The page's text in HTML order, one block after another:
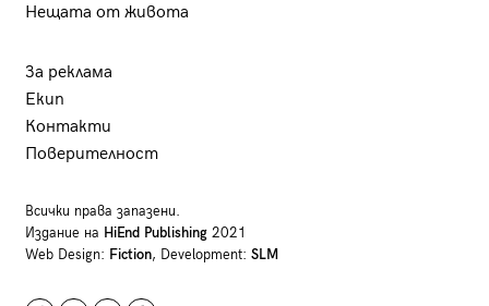
Нещата от живота
За реклама
Екип
Контакти
Поверителност
Всички права запазени.
Издание на HiEnd Publishing2021
Web Design: Fiction, Development: SLM